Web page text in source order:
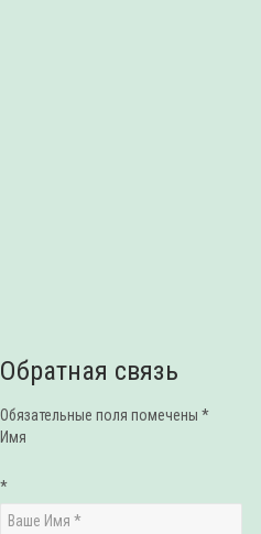
Обратная связь
Обязательные поля помечены *
Имя
*